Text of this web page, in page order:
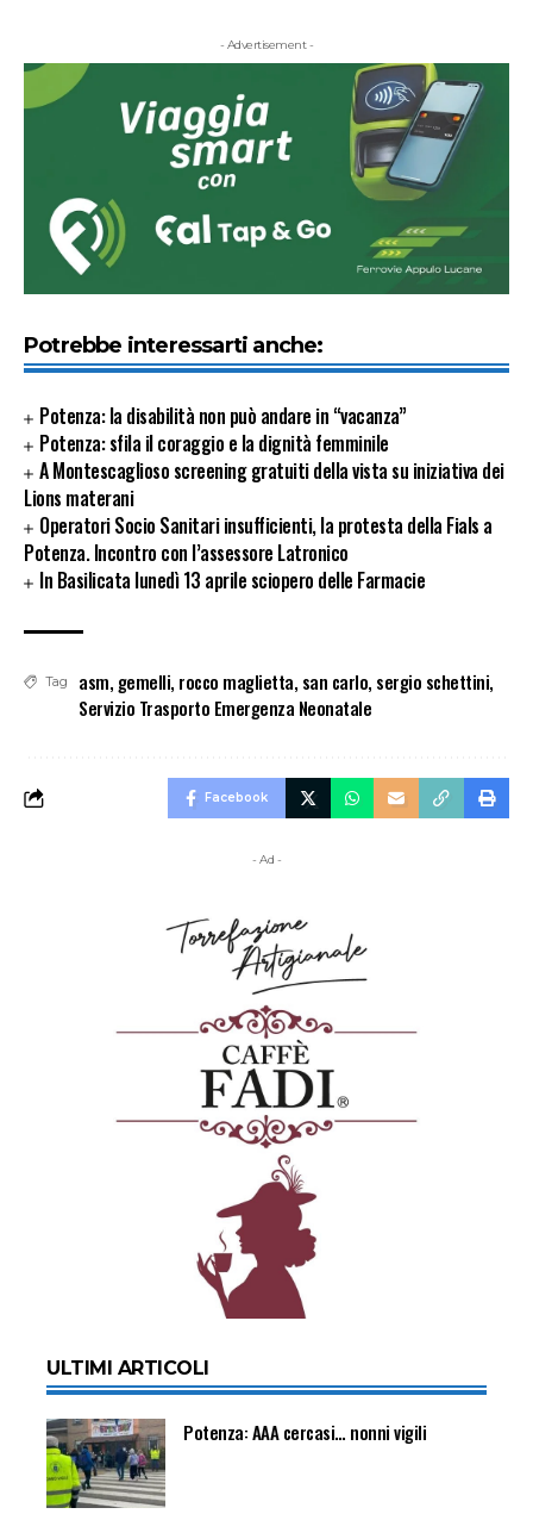
- Advertisement -
Potrebbe interessarti anche:
Potenza: la disabilità non può andare in “vacanza”
Potenza: sfila il coraggio e la dignità femminile
A Montescaglioso screening gratuiti della vista su iniziativa dei
Lions materani
Operatori Socio Sanitari insufficienti, la protesta della Fials a
Potenza. Incontro con l’assessore Latronico
In Basilicata lunedì 13 aprile sciopero delle Farmacie
Tag asm, gemelli, rocco maglietta, san carlo, sergio schettini,
Servizio Trasporto Emergenza Neonatale
Facebook
- Ad -
ULTIMI ARTICOLI
Potenza: AAA cercasi… nonni vigili